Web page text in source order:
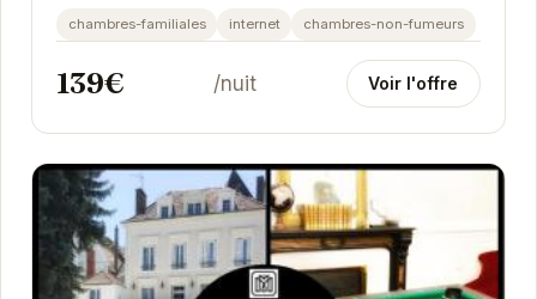
chaleureuse et ses équipements modernes, elle...
chambres-familiales internet chambres-non-fumeurs
139€ /nuit Voir l'offre